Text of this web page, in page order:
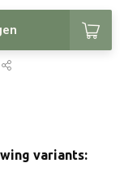
variants: